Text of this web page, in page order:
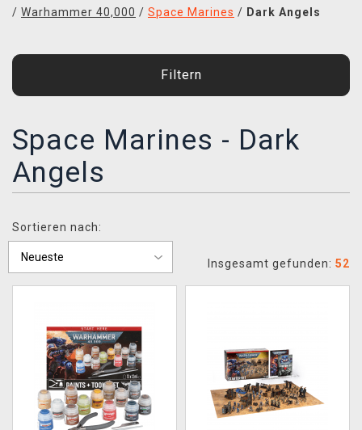
BÜCHER & COMICS
VERSAND
XZONE CLUB
/ Warhammer 40,000 / Space Marines / Dark Angels
Filtern
Space Marines - Dark
Angels
Sortieren nach:
Insgesamt gefunden: 52